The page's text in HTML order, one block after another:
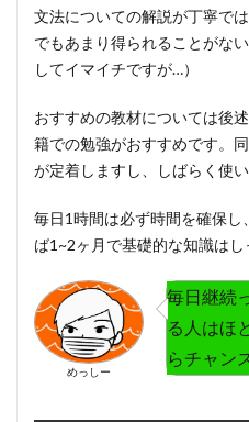
文法についての解説が丁寧で
でもあまり得られることがな
してイマイチですが…）
おすすめの教材については後
籍での勉強がおすすめです。
が定着しますし、しばらく使
毎日1時間は必ず時間を確保
ば1~2ヶ月で基礎的な知識はし
めっしー
毎日継続
る人はほ
らチャン